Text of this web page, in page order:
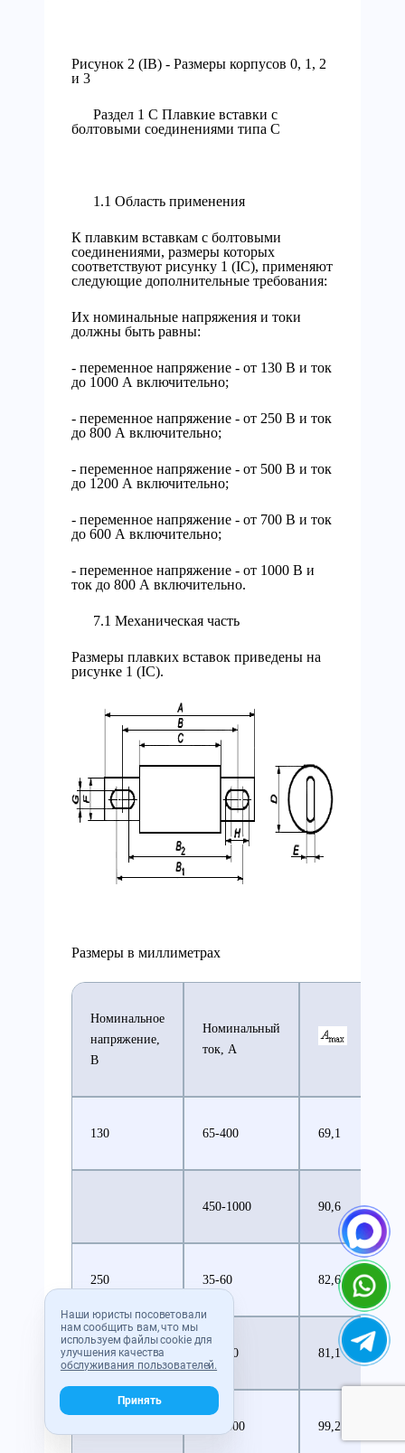
Наши юристы посоветовали
нам сообщить вам, что мы
используем файлы cookie для
улучшения качества
обслуживания пользователей.
Принять
Рисунок 2 (IB) - Размеры корпусов 0, 1, 2
и 3
Раздел 1 С Плавкие вставки с
болтовыми соединениями типа С
1.1 Область применения
К плавким вставкам с болтовыми
соединениями, размеры которых
соответствуют рисунку 1 (IС), применяют
следующие дополнительные требования:
Их номинальные напряжения и токи
должны быть равны:
- переменное напряжение - от 130 В и ток
до 1000 А включительно;
- переменное напряжение - от 250 В и ток
до 800 А включительно;
- переменное напряжение - от 500 В и ток
до 1200 А включительно;
- переменное напряжение - от 700 В и ток
до 600 А включительно;
- переменное напряжение - от 1000 В и
ток до 800 А включительно.
7.1 Механическая часть
Размеры плавких вставок приведены на
рисунке 1 (IС).
Размеры в миллиметрах
Номинальное
напряжение,
В
Номинальный
ток, А
130 65-400 69,1
450-1000 90,6
250 35-60 82,6
65-200 81,1
225-800 99,2